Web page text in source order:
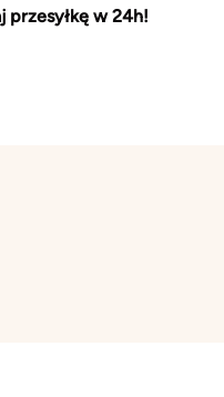
przesyłkę w 24h!